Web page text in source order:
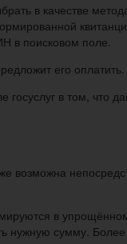
в качестве
в поисковом поле.
его
госуслуг в том,
возможна
в
нужную сумму.